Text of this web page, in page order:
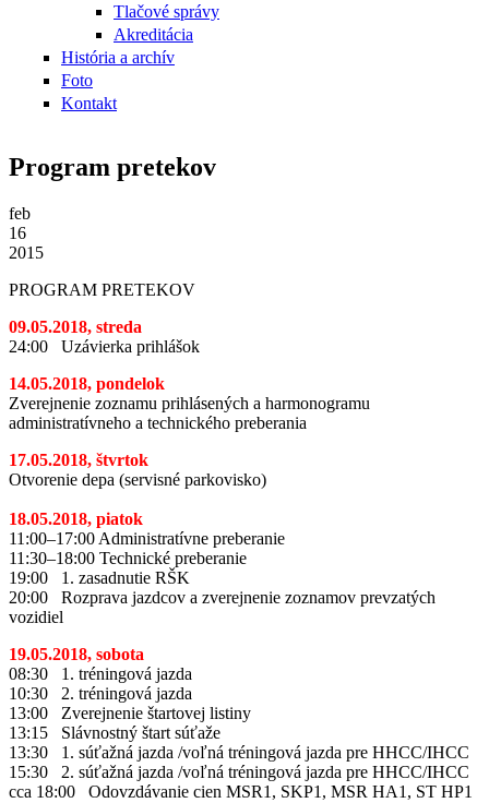
Tlačové správy
Akreditácia
História a archív
Foto
Kontakt
Program pretekov
feb
16
2015
PROGRAM PRETEKOV
09.05.2018, streda
24:00 Uzávierka prihlášok
14.05.2018, pondelok
Zverejnenie zoznamu prihlásených a harmonogramu
administratívneho a technického preberania
17.05.2018, štvrtok
Otvorenie depa (servisné parkovisko)
18.05.2018, piatok
11:00–17:00 Administratívne preberanie
11:30–18:00 Technické preberanie
19:00 1. zasadnutie RŠK
20:00 Rozprava jazdcov a zverejnenie zoznamov prevzatých
vozidiel
19.05.2018, sobota
08:30 1. tréningová jazda
10:30 2. tréningová jazda
13:00 Zverejnenie štartovej listiny
13:15 Slávnostný štart súťaže
13:30 1. súťažná jazda /voľná tréningová jazda pre HHCC/IHCC
15:30 2. súťažná jazda /voľná tréningová jazda pre HHCC/IHCC
cca 18:00 Odovzdávanie cien MSR1, SKP1, MSR HA1, ST HP1